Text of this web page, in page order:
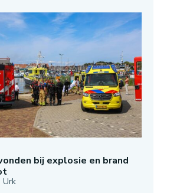
bij explosie en brand
Urk